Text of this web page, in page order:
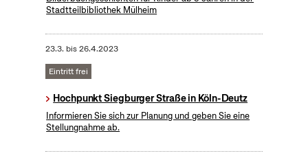
Stadtteilbibliothek Mülheim
23.3. bis26.4.2023
Eintritt frei
Hochpunkt Siegburger Straße in Köln-Deutz
Informieren Sie sich zur Planung und geben Sie eine
Stellungnahme ab.